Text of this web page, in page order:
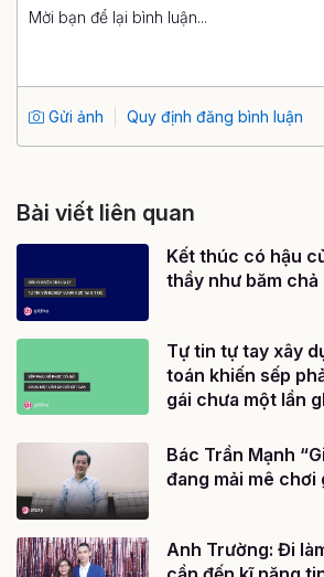
Gửi ảnh Quy định đăng bình luận
Bài viết liên quan
Kết thúc có hậu
thầy như băm chả
Tự tin tự tay xây
toán khiến sếp
gái chưa một lần
Bác Trần Mạnh
đang mải mê chơi
Anh Trường: Đi